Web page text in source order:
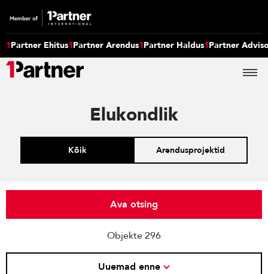
1Partner Ehitus1Partner Arendus1Partner Haldus1Partner
Elukondlik
Kõik Arendusprojektid
Ava otsing
Objekte 296
Uuemad enne